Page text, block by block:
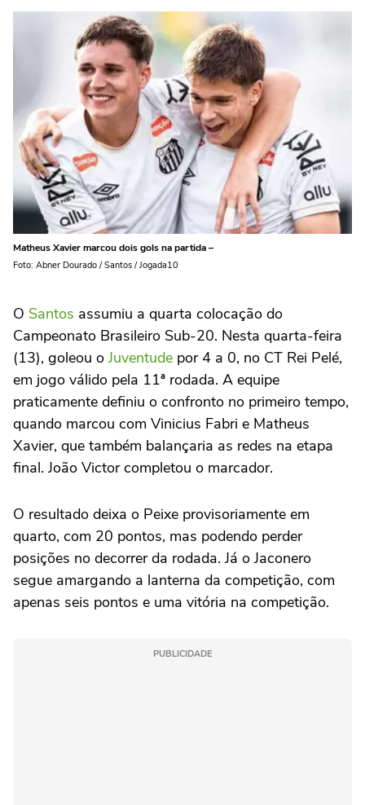
Matheus Xavier marcou dois gols na partida –
Foto: Abner Dourado / Santos / Jogada10
O Santos assumiu a quarta colocação do
Campeonato Brasileiro Sub-20. Nesta quarta-feira
(13), goleou o Juventude por 4 a 0, no CT Rei Pelé,
em jogo válido pela 11ª rodada. A equipe
praticamente definiu o confronto no primeiro tempo,
quando marcou com Vinicius Fabri e Matheus
Xavier, que também balançaria as redes na etapa
final. João Victor completou o marcador.
O resultado deixa o Peixe provisoriamente em
quarto, com 20 pontos, mas podendo perder
posições no decorrer da rodada. Já o Jaconero
segue amargando a lanterna da competição, com
apenas seis pontos e uma vitória na competição.
PUBLICIDADE